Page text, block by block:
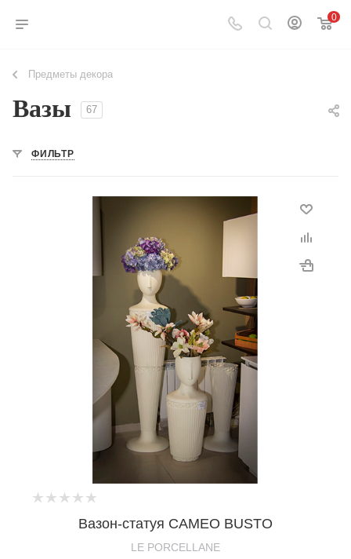
0
Предметы декора
Вазы 67
ФИЛЬТР
Вазон-статуя CAMEO BUSTO
LE PORCELLANE